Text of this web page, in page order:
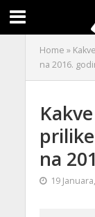
Home »
na 2016.
na
19